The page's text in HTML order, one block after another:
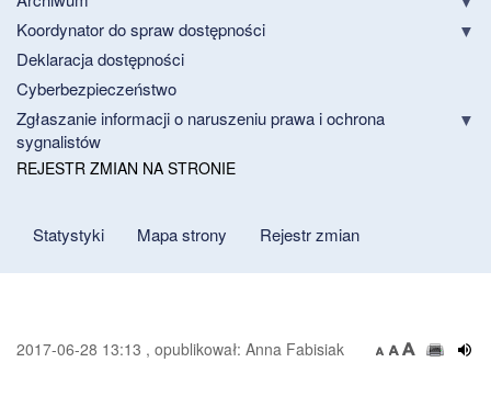
Koordynator do spraw dostępności
Deklaracja dostępności
Cyberbezpieczeństwo
Zgłaszanie informacji o naruszeniu prawa i ochrona
sygnalistów
REJESTR ZMIAN NA STRONIE
Statystyki Mapa strony Rejestr zmian
2017-06-28 13:13 , opublikował: Anna Fabisiak